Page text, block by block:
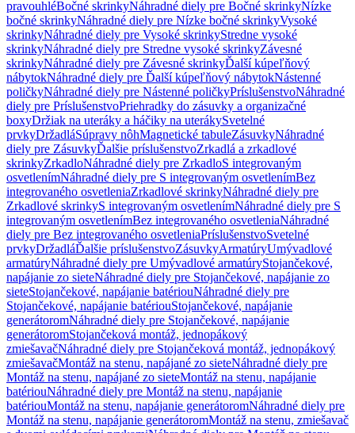
pravouhléBočné skrinkyNáhradné diely pre Bočné skrinkyNízke
bočné skrinkyNáhradné diely pre Nízke bočné skrinkyVysoké
skrinkyNáhradné diely pre Vysoké skrinkyStredne vysoké
skrinkyNáhradné diely pre Stredne vysoké skrinkyZávesné
skrinkyNáhradné diely pre Závesné skrinkyĎalší kúpeľňový
nábytokNáhradné diely pre Ďalší kúpeľňový nábytokNástenné
poličkyNáhradné diely pre Nástenné poličkyPríslušenstvoNáhradné
diely pre PríslušenstvoPriehradky do zásuvky a organizačné
boxyDržiak na uteráky a háčiky na uterákySvetelné
prvkyDržadláSúpravy nôhMagnetické tabuleZásuvkyNáhradné
diely pre ZásuvkyĎalšie príslušenstvoZrkadlá a zrkadlové
skrinkyZrkadloNáhradné diely pre ZrkadloS integrovaným
osvetlenímNáhradné diely pre S integrovaným osvetlenímBez
integrovaného osvetleniaZrkadlové skrinkyNáhradné diely pre
Zrkadlové skrinkyS integrovaným osvetlenímNáhradné diely pre S
integrovaným osvetlenímBez integrovaného osvetleniaNáhradné
diely pre Bez integrovaného osvetleniaPríslušenstvoSvetelné
prvkyDržadláĎalšie príslušenstvoZásuvkyArmatúryUmývadlové
armatúryNáhradné diely pre Umývadlové armatúryStojančekové,
napájanie zo sieteNáhradné diely pre Stojančekové, napájanie zo
sieteStojančekové, napájanie batériouNáhradné diely pre
Stojančekové, napájanie batériouStojančekové, napájanie
generátoromNáhradné diely pre Stojančekové, napájanie
generátoromStojančeková montáž, jednopákový
zmiešavačNáhradné diely pre Stojančeková montáž, jednopákový
zmiešavačMontáž na stenu, napájané zo sieteNáhradné diely pre
Montáž na stenu, napájané zo sieteMontáž na stenu, napájanie
batériouNáhradné diely pre Montáž na stenu, napájanie
batériouMontáž na stenu, napájanie generátoromNáhradné diely pre
Montáž na stenu, napájanie generátoromMontáž na stenu, zmiešavač